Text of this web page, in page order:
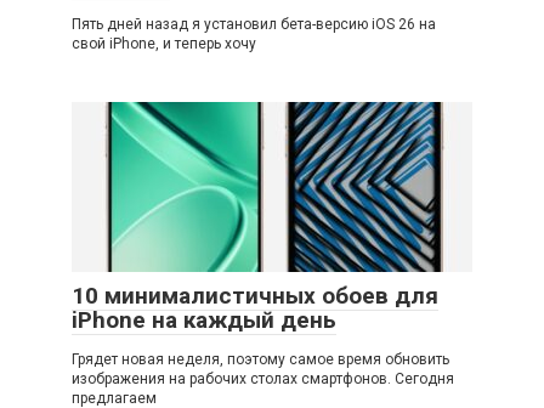
Пять дней назад я установил бета-версию iOS 26 на
свой iPhone, и теперь хочу
10 минималистичных обоев для
iPhone на каждый день
Грядет новая неделя, поэтому самое время обновить
изображения на рабочих столах смартфонов. Сегодня
предлагаем